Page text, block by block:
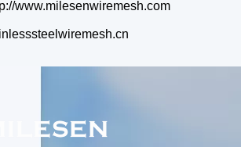
www.milesenwiremesh.com